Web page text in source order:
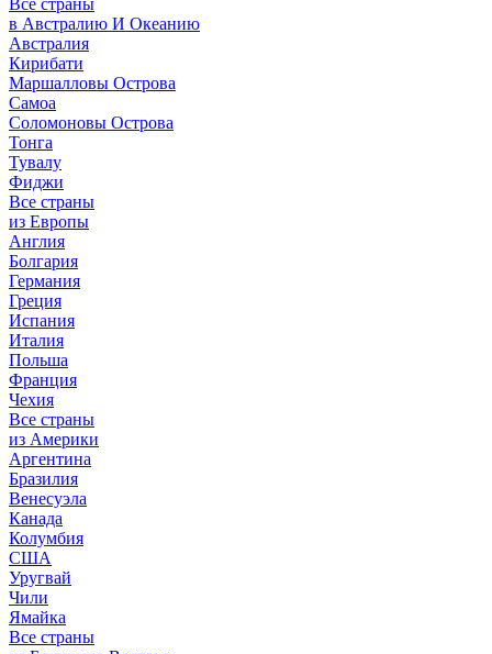
Все страны
в Австралию И Океанию
Австралия
Кирибати
Маршалловы Острова
Самоа
Соломоновы Острова
Тонга
Тувалу
Фиджи
Все страны
из Европы
Англия
Болгария
Германия
Греция
Испания
Италия
Польша
Франция
Чехия
Все страны
из Америки
Аргентина
Бразилия
Венесуэла
Канада
Колумбия
США
Уругвай
Чили
Ямайка
Все страны